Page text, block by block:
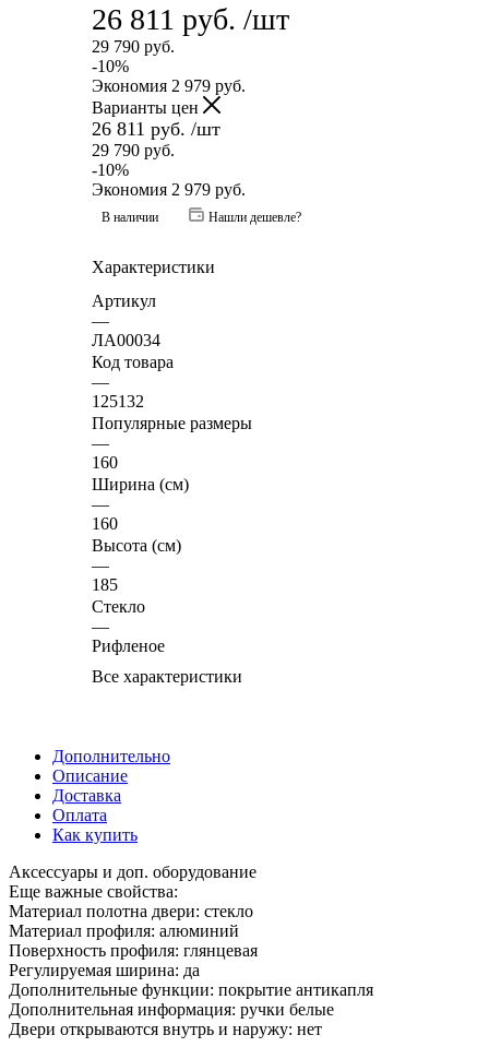
26 811 руб. /шт
29 790 руб.
-10%
Экономия 2 979 руб.
Варианты цен
26 811 руб. /шт
29 790 руб.
-10%
Экономия 2 979 руб.
В наличии Нашли дешевле?
Характеристики
Артикул
—
ЛА00034
Код товара
—
125132
Популярные размеры
—
160
Ширина (см)
—
160
Высота (см)
—
185
Стекло
—
Рифленое
Все характеристики
Дополнительно
Описание
Доставка
Оплата
Как купить
Аксессуары и доп. оборудование
Еще важные свойства:
Материал полотна двери: стекло
Материал профиля: алюминий
Поверхность профиля: глянцевая
Регулируемая ширина: да
Дополнительные функции: покрытие антикапля
Дополнительная информация: ручки белые
Двери открываются внутрь и наружу: нет